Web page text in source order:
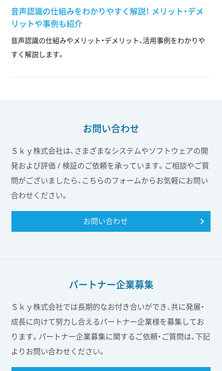
音声認識の仕組みをわかりやすく解説！ メリット・デメ
リットや事例も紹介
音声認識の仕組みやメリット・デメリット、活用事例をわかりや
すく解説します。
お問い合わせ
Ｓｋｙ株式会社は、さまざまなシステムやソフトウェアの開
発および評価 / 検証のご依頼を承っています。ご相談やご質
問がございましたら、こちらのフォームからお気軽にお問い
合わせください。
お問い合わせ
パートナー企業募集
Ｓｋｙ株式会社では長期的なお付き合いができ、共に発展・
成長に向けて努力し合えるパートナー企業様を募集してお
ります。パートナー企業募集に関するご依頼・ご質問は、下記
よりお問い合わせください。